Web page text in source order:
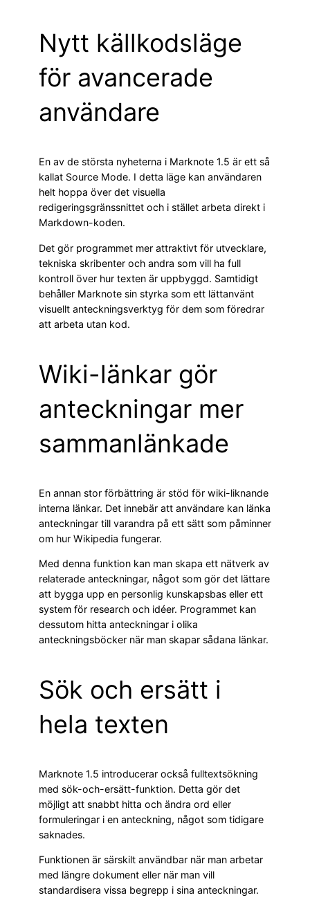
Nytt källkodsläge
för avancerade
användare
En av de största nyheterna i Marknote 1.5 är ett så
kallat Source Mode. I detta läge kan användaren
helt hoppa över det visuella
redigeringsgränssnittet och i stället arbeta direkt i
Markdown-koden.
Det gör programmet mer attraktivt för utvecklare,
tekniska skribenter och andra som vill ha full
kontroll över hur texten är uppbyggd. Samtidigt
behåller Marknote sin styrka som ett lättanvänt
visuellt anteckningsverktyg för dem som föredrar
att arbeta utan kod.
Wiki-länkar gör
anteckningar mer
sammanlänkade
En annan stor förbättring är stöd för wiki-liknande
interna länkar. Det innebär att användare kan länka
anteckningar till varandra på ett sätt som påminner
om hur Wikipedia fungerar.
Med denna funktion kan man skapa ett nätverk av
relaterade anteckningar, något som gör det lättare
att bygga upp en personlig kunskapsbas eller ett
system för research och idéer. Programmet kan
dessutom hitta anteckningar i olika
anteckningsböcker när man skapar sådana länkar.
Sök och ersätt i
hela texten
Marknote 1.5 introducerar också fulltextsökning
med sök-och-ersätt-funktion. Detta gör det
möjligt att snabbt hitta och ändra ord eller
formuleringar i en anteckning, något som tidigare
saknades.
Funktionen är särskilt användbar när man arbetar
med längre dokument eller när man vill
standardisera vissa begrepp i sina anteckningar.